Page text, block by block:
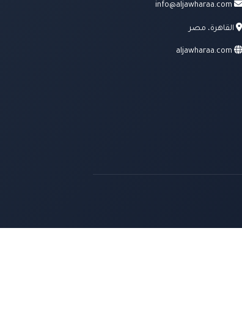
info@aljawharaa.com
القاهرة، مصر
aljawharaa.com